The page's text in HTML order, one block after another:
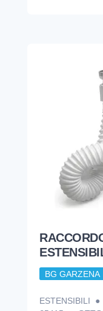
BG GARZENA
ESTENSIBILI